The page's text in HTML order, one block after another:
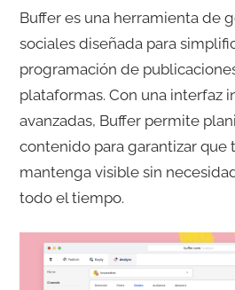
Buffer es una herramienta de
sociales diseñada para
programación de
plataformas. Con una interfaz
avanzadas, Buffer permite
contenido para garantizar que
mantenga visible sin
todo el tiempo.